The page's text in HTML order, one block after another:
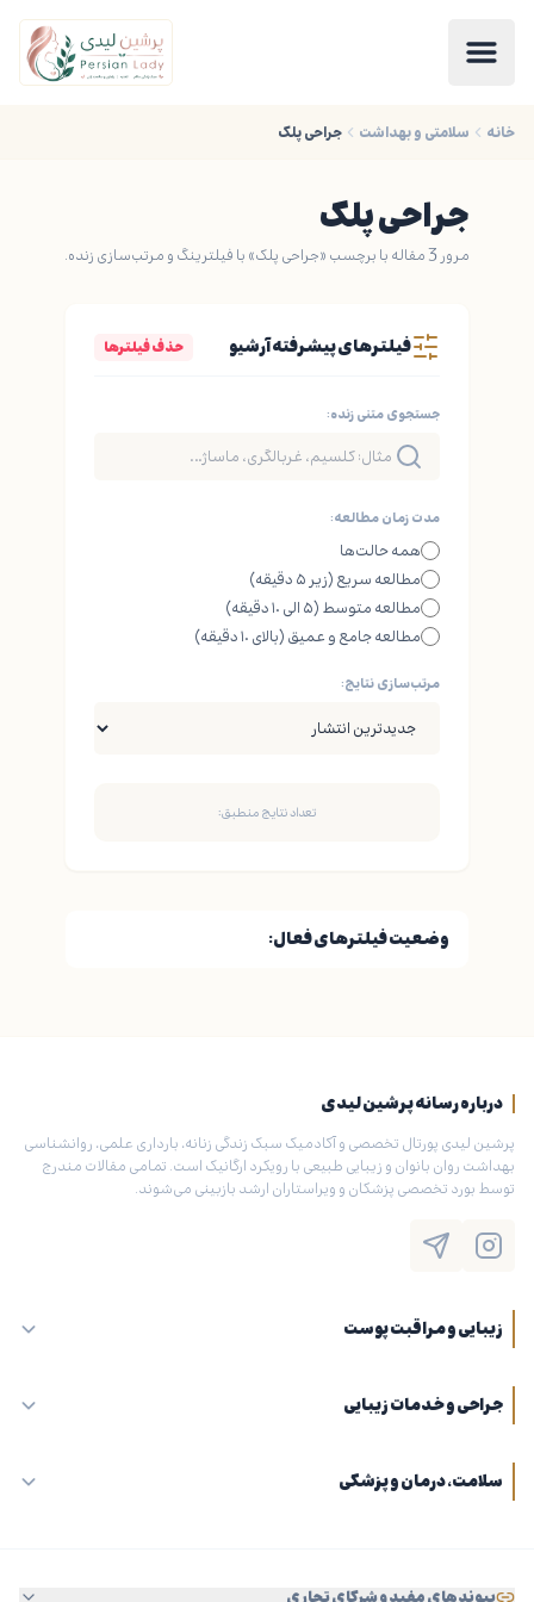
خانه سلامتی و بهداشت جراحی پلک
جراحی پلک
مرور 3 مقاله با برچسب «جراحی پلک» با فیلترینگ و مرتب‌سازی زنده.
فیلترهای پیشرفته آرشیو حذف فیلترها
جستجوی متنی زنده:
مدت زمان مطالعه:
همه حالت‌ها
مطالعه سریع (زیر ۵ دقیقه)
مطالعه متوسط (۵ الی ۱۰ دقیقه)
مطالعه جامع و عمیق (بالای ۱۰ دقیقه)
مرتب‌سازی نتایج:
تعداد نتایج منطبق:
وضعیت فیلترهای فعال:
درباره رسانه پرشین لیدی
پرشین لیدی پورتال تخصصی و آکادمیک سبک زندگی زنانه، بارداری علمی، روانشناسی
بهداشت روان بانوان و زیبایی طبیعی با رویکرد ارگانیک است. تمامی مقالات مندرج
توسط بورد تخصصی پزشکان و ویراستاران ارشد بازبینی می‌شوند.
زیبایی و مراقبت پوست
جراحی و خدمات زیبایی
سلامت، درمان و پزشکی
پیوندهای مفید و شرکای تجاری